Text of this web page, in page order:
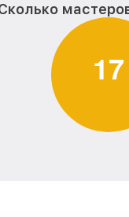
17